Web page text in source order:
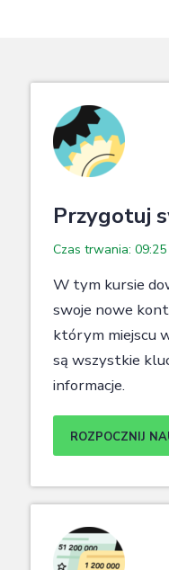
Przygotuj
Czas trwania: 09:25
W tym kursie
swoje nowe
którym miejscu
są wszystkie
informacje.
ROZPOCZNIJ